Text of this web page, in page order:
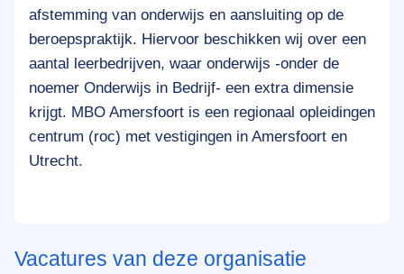
afstemming van onderwijs en aansluiting op de
beroepspraktijk. Hiervoor beschikken wij over een
aantal leerbedrijven, waar onderwijs -onder de
noemer Onderwijs in Bedrijf- een extra dimensie
krijgt. MBO Amersfoort is een regionaal opleidingen
centrum (roc) met vestigingen in Amersfoort en
Utrecht.
Vacatures van deze organisatie